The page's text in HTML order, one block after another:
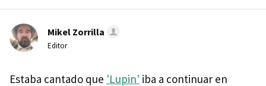
Mikel Zorrilla
Editor
Estaba cantado que 'Lupin' iba a continuar en